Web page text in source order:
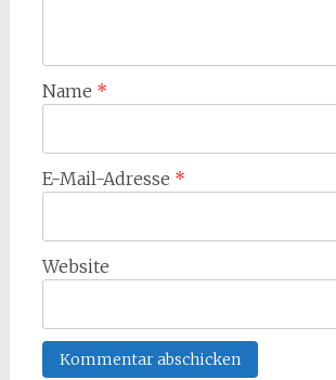
Name *
E-Mail-Adresse *
Website